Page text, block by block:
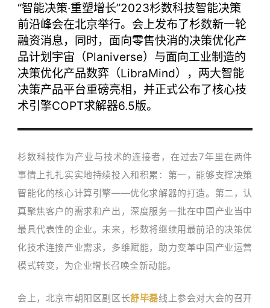
“智能决策·重塑增长”2023杉数科技智能决策
前沿峰会在北京举行。会上发布了杉数新一轮
融资消息，同时，面向零售快消的决策优化产
品计划宇宙（Planiverse）与面向工业制造的
决策优化产品数弈（LibraMind），两大智能
决策产品平台重磅亮相，并正式公布了核心技
术引擎COPT求解器6.5版。
杉数科技作为产业与技术的连接者，在过去7年里在两件
事情上扎扎实实地持续投入和积累：第一，能够支撑决策
智能化的核心计算引擎——优化求解器的打造。第二，认
真聚焦客户的需求和产出，深度服务一批在中国产业当中
最具代表性的企业。未来，杉数将继续用最前沿的决策优
化技术连接产业需求，多维赋能，助力变革中国产业运营
模式转变，为企业增长召唤全新动能。
会上，北京市朝阳区副区长舒毕磊线上参会对大会的召开